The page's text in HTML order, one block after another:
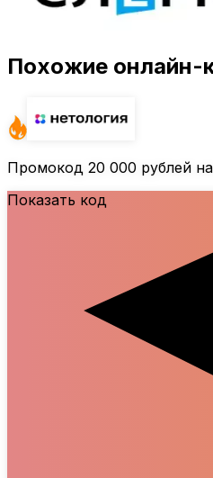
Похожие онлайн-
Промокод 20 000 рублей
Показать код